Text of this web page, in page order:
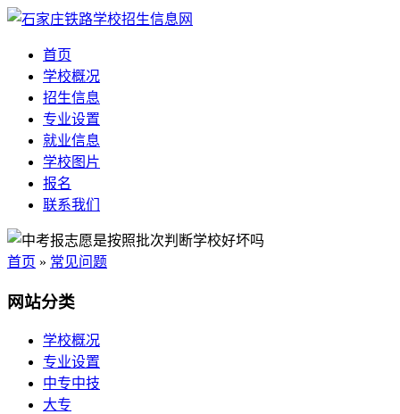
首页
学校概况
招生信息
专业设置
就业信息
学校图片
报名
联系我们
首页 » 常见问题
网站分类
学校概况
专业设置
中专中技
大专